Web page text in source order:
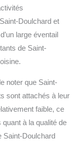
Doulchard et
large éventail
de Saint-
noter que Saint-
sont attachés à leur
faible, ce
à la qualité de
Saint-Doulchard